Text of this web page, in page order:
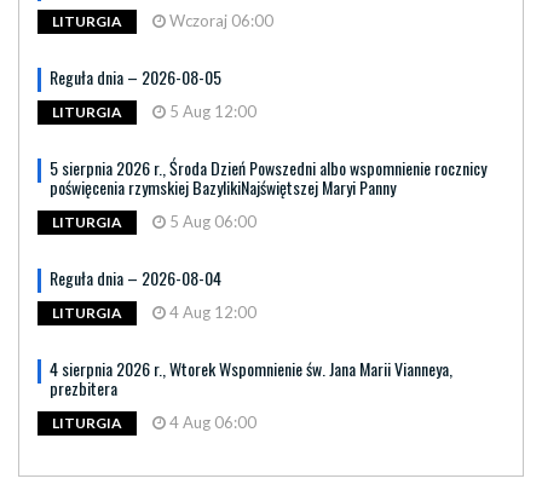
LITURGIA Wczoraj 06:00
Reguła dnia – 2026-08-05
LITURGIA 5 Aug 12:00
5 sierpnia 2026 r., Środa Dzień Powszedni albo wspomnienie rocznicy
poświęcenia rzymskiej BazylikiNajświętszej Maryi Panny
LITURGIA 5 Aug 06:00
Reguła dnia – 2026-08-04
LITURGIA 4 Aug 12:00
4 sierpnia 2026 r., Wtorek Wspomnienie św. Jana Marii Vianneya,
prezbitera
LITURGIA 4 Aug 06:00